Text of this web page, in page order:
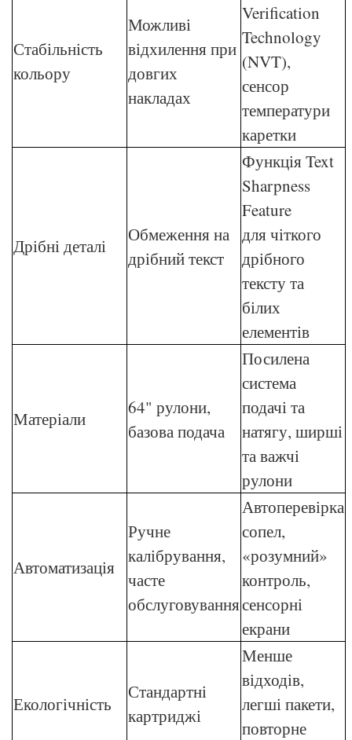
Стабільність
кольору
Можливі
відхилення при
довгих
накладах
Verification
Technology
(NVT),
сенсор
температури
каретки
Дрібні деталі
Обмеження на
дрібний текст
Функція Text
Sharpness
Feature
для чіткого
дрібного
тексту та
білих
елементів
Матеріали
64" рулони,
базова подача
Посилена
система
подачі та
натягу, ширші
та важчі
рулони
Автоматизація
Ручне
калібрування,
часте
обслуговування
Автоперевірка
сопел,
«розумний»
контроль,
сенсорні
екрани
Екологічність
Стандартні
картриджі
Менше
відходів,
легші пакети,
повторне